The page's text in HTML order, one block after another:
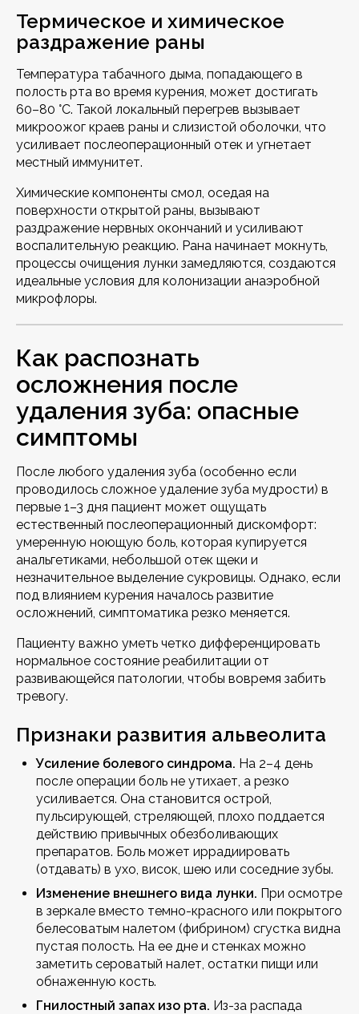
Термическое и химическое
раздражение раны
Температура табачного дыма, попадающего в
полость рта во время курения, может достигать
60–80 °C. Такой локальный перегрев вызывает
микроожог краев раны и слизистой оболочки, что
усиливает послеоперационный отек и угнетает
местный иммунитет.
Химические компоненты смол, оседая на
поверхности открытой раны, вызывают
раздражение нервных окончаний и усиливают
воспалительную реакцию. Рана начинает мокнуть,
процессы очищения лунки замедляются, создаются
идеальные условия для колонизации анаэробной
микрофлоры.
Как распознать
осложнения после
удаления зуба: опасные
симптомы
После любого удаления зуба (особенно если
проводилось сложное удаление зуба мудрости) в
первые 1–3 дня пациент может ощущать
естественный послеоперационный дискомфорт:
умеренную ноющую боль, которая купируется
анальгетиками, небольшой отек щеки и
незначительное выделение сукровицы. Однако, если
под влиянием курения началось развитие
осложнений, симптоматика резко меняется.
Пациенту важно уметь четко дифференцировать
нормальное состояние реабилитации от
развивающейся патологии, чтобы вовремя забить
тревогу.
Признаки развития альвеолита
Усиление болевого синдрома. На 2–4 день
после операции боль не утихает, а резко
усиливается. Она становится острой,
пульсирующей, стреляющей, плохо поддается
действию привычных обезболивающих
препаратов. Боль может иррадиировать
(отдавать) в ухо, висок, шею или соседние зубы.
Изменение внешнего вида лунки. При осмотре
в зеркале вместо темно-красного или покрытого
белесоватым налетом (фибрином) сгустка видна
пустая полость. На ее дне и стенках можно
заметить сероватый налет, остатки пищи или
обнаженную кость.
Гнилостный запах изо рта. Из-за распада